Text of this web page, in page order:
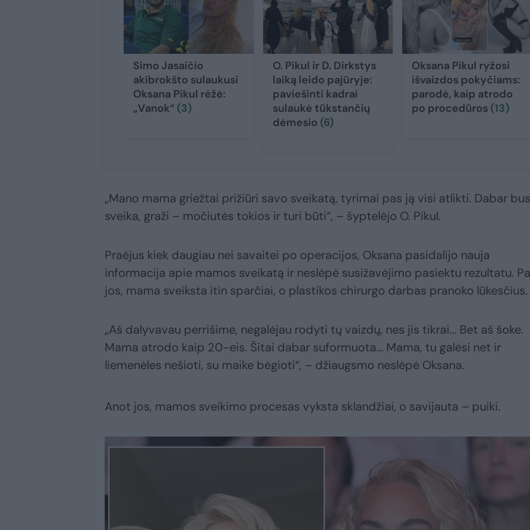
Simo Jasaičio
akibrokšto sulaukusi
Oksana Pikul rėžė:
„Vanok“ (3)
O. Pikul ir D. Dirkstys
laiką leido pajūryje:
paviešinti kadrai
sulaukė tūkstančių
dėmesio (6)
Oksana Pikul ryžosi
išvaizdos pokyčiams:
parodė, kaip atrodo
po procedūros (13)
„Mano mama griežtai prižiūri savo sveikatą, tyrimai pas ją visi atlikti. Dabar bus
sveika, graži – močiutės tokios ir turi būti“, – šyptelėjo O. Pikul.
Praėjus kiek daugiau nei savaitei po operacijos, Oksana pasidalijo nauja
informacija apie mamos sveikatą ir neslėpė susižavėjimo pasiektu rezultatu.
jos, mama sveiksta itin sparčiai, o plastikos chirurgo darbas pranoko lūkesčius.
„Aš dalyvavau perrišime, negalėjau rodyti tų vaizdų, nes jis tikrai... Bet aš šoke.
Mama atrodo kaip 20-eis. Šitai dabar suformuota... Mama, tu galėsi net ir
liemenėles nešioti, su maike bėgioti“, – džiaugsmo neslėpė Oksana.
Anot jos, mamos sveikimo procesas vyksta sklandžiai, o savijauta – puiki.